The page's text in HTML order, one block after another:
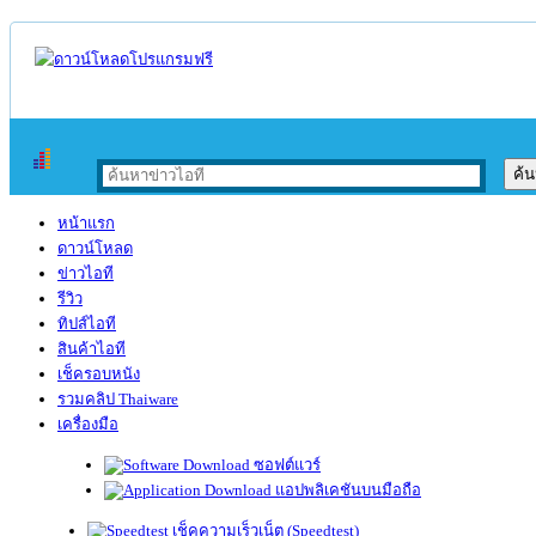
หน้าแรก
ดาวน์โหลด
ข่าวไอที
รีวิว
ทิปส์ไอที
สินค้าไอที
เช็ครอบหนัง
รวมคลิป Thaiware
เครื่องมือ
ซอฟต์แวร์
แอปพลิเคชันบนมือถือ
เช็คความเร็วเน็ต (Speedtest)